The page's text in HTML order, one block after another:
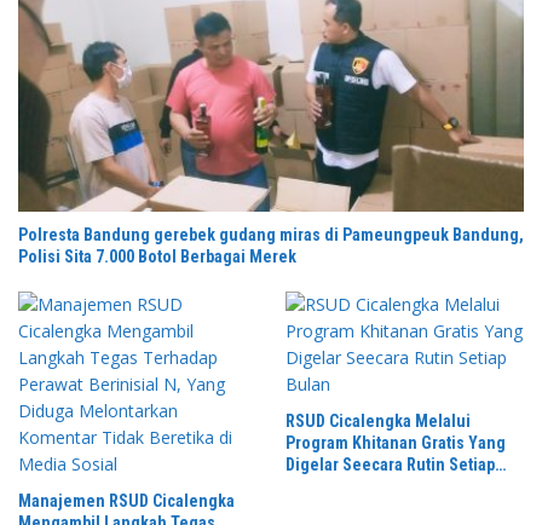
Polresta Bandung gerebek gudang miras di Pameungpeuk Bandung,
Polisi Sita 7.000 Botol Berbagai Merek
Manajemen RSUD Cicalengka
RSUD Cicalengka Melalui
Program Khitanan Gratis Yang
Digelar Seecara Rutin Setiap